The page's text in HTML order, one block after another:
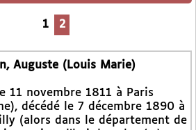
1 2
Auguste (Louis Marie)
11 novembre 1811 à Paris
décédé le 7 décembre 1890 à
(alors dans le département de